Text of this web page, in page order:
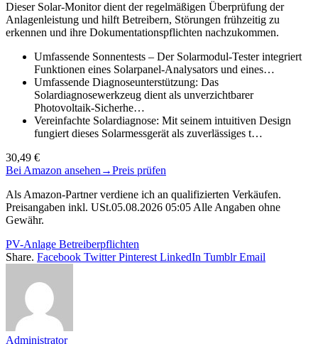
Dieser Solar-Monitor dient der regelmäßigen Überprüfung der
Anlagenleistung und hilft Betreibern, Störungen frühzeitig zu
erkennen und ihre Dokumentationspflichten nachzukommen.
Umfassende Sonnentests – Der Solarmodul-Tester integriert
Funktionen eines Solarpanel-Analysators und eines…
Umfassende Diagnoseunterstützung: Das
Solardiagnosewerkzeug dient als unverzichtbarer
Photovoltaik-Sicherhe…
Vereinfachte Solardiagnose: Mit seinem intuitiven Design
fungiert dieses Solarmessgerät als zuverlässiges t…
30,49 €
Bei Amazon ansehen →Preis prüfen
Als Amazon-Partner verdiene ich an qualifizierten Verkäufen.
Preisangaben inkl. USt.05.08.2026 05:05 Alle Angaben ohne
Gewähr.
PV-Anlage Betreiberpflichten
Share. Facebook Twitter Pinterest LinkedIn Tumblr Email
Administrator